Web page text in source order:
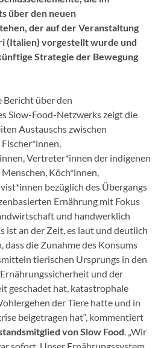
über den neuen
der auf der Veranstaltung
(Italien) vorgestellt wurde und
Strategie der Bewegung
Bericht über den
Slow-Food-Netzwerks zeigt die
Austauschs zwischen
Vertreter*innen der indigenen
Köch*innen,
bezüglich des Übergangs
Ernährung mit Fokus
und handwerklich
ist an der Zeit, es laut und deutlich
dass die Zunahme des Konsums
tierischen Ursprungs in den
und der
geschadet hat, katastrophale
der Tiere hatte und in
beigetragen hat“, kommentiert
von Slow Food. „Wir